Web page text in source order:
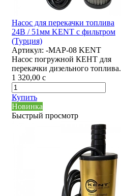
Насос для перекачки топлива
24В / 51мм KENT с фильтром
(Турция)
Артикул: -MAP-08 KENT
Насос погружной КЕНТ для
перекачки дизельного топлива.
1 320,00 c
Купить
Новинка
Быстрый просмотр